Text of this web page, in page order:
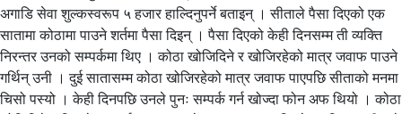
अगाडि सेवा शुल्कस्वरूप ५ हजार हाल्दिनुपर्ने बताइन् । सीताले पैसा दिएको एक
सातामा कोठामा पाउने शर्तमा पैसा दिइन् । पैसा दिएको केही दिनसम्म ती व्यक्ति
निरन्तर उनको सम्पर्कमा थिए । कोठा खोजिदिने र खोजिरहेको मात्र जवाफ पाउने
गर्थिन् उनी । दुई सातासम्म कोठा खोजिरहेको मात्र जवाफ पाएपछि सीताको मनमा
चिसो पस्यो । केही दिनपछि उनले पुनः सम्पर्क गर्न खोज्दा फोन अफ थियो । कोठा